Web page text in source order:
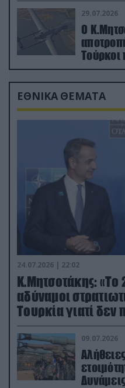
29.07.2026
Ο
Τούρκοι
drone
ΕΘΝΙΚΑ ΘΕΜΑΤΑ
24.07.2026 | 22:02
Κ.Μητσοτάκης: «Το
αδύναμοι
Τουρκία γιατί δεν
(βίντεο)
09.07.2026
Δυνάμεις